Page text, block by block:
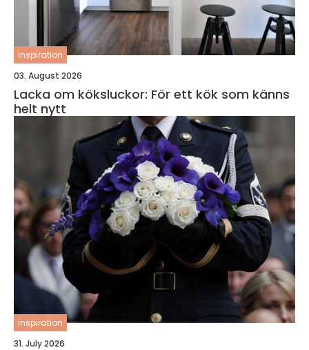
inspiration
03. August 2026
Lacka om köksluckor: För ett kök som känns
helt nytt
inspiration
31. July 2026